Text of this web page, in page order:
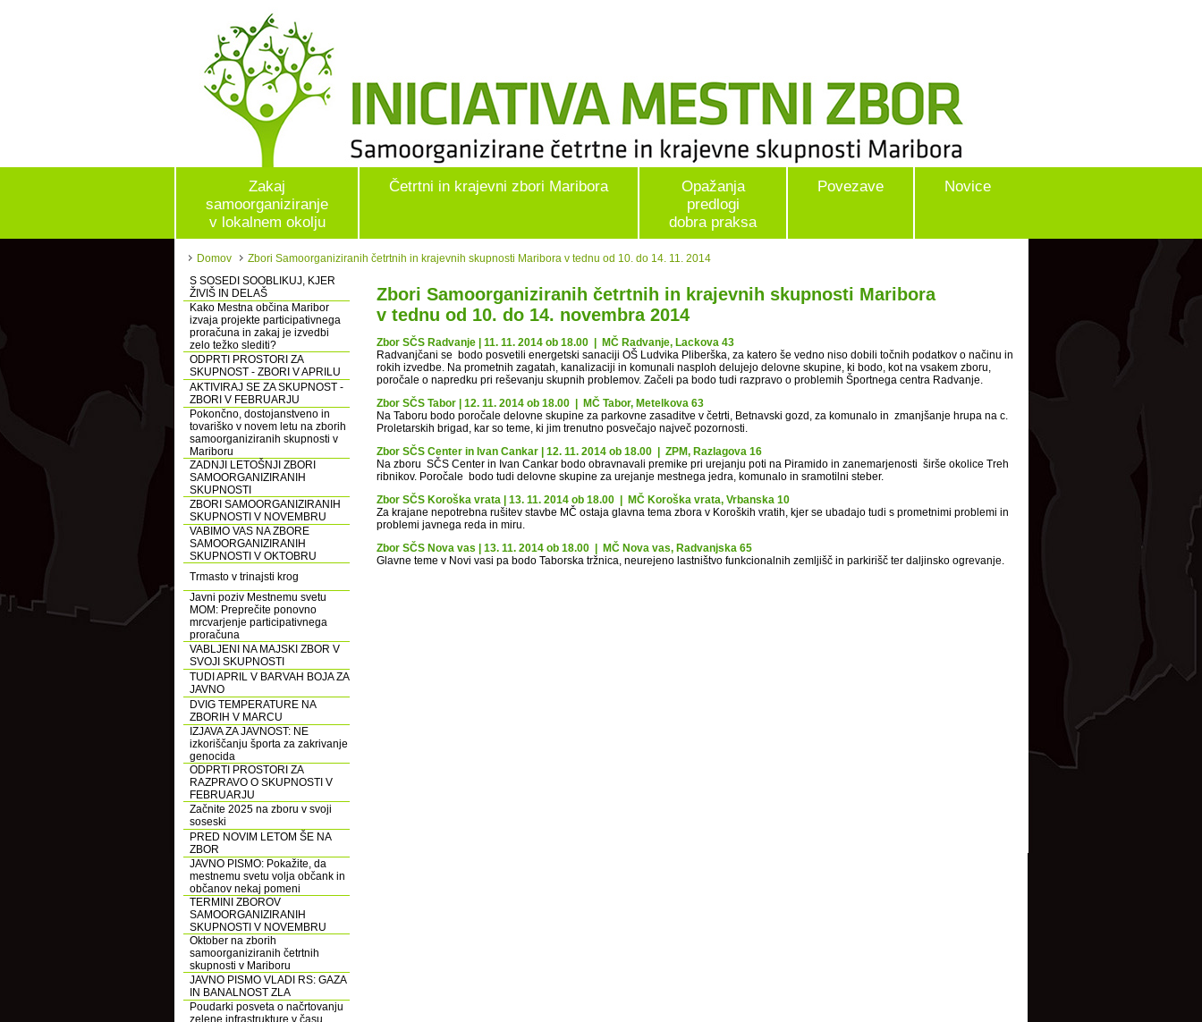
Zakaj
samoorganiziranje
v lokalnem okolju
Četrtni in krajevni zbori Maribora
Opažanja
predlogi
dobra praksa
Povezave Novice
Domov
Zbori Samoorganiziranih četrtnih in krajevnih skupnosti Maribora v tednu od 10. do 14. 11. 2014
S SOSEDI SOOBLIKUJ, KJER
ŽIVIŠ IN DELAŠ
Kako Mestna občina Maribor
izvaja projekte participativnega
proračuna in zakaj je izvedbi
zelo težko slediti?
ODPRTI PROSTORI ZA
SKUPNOST - ZBORI V APRILU
AKTIVIRAJ SE ZA SKUPNOST -
ZBORI V FEBRUARJU
Pokončno, dostojanstveno in
tovariško v novem letu na zborih
samoorganiziranih skupnosti v
Mariboru
ZADNJI LETOŠNJI ZBORI
SAMOORGANIZIRANIH
SKUPNOSTI
ZBORI SAMOORGANIZIRANIH
SKUPNOSTI V NOVEMBRU
VABIMO VAS NA ZBORE
SAMOORGANIZIRANIH
SKUPNOSTI V OKTOBRU
Trmasto v trinajsti krog
Javni poziv Mestnemu svetu
MOM: Preprečite ponovno
mrcvarjenje participativnega
proračuna
VABLJENI NA MAJSKI ZBOR V
SVOJI SKUPNOSTI
TUDI APRIL V BARVAH BOJA ZA
JAVNO
DVIG TEMPERATURE NA
ZBORIH V MARCU
IZJAVA ZA JAVNOST: NE
izkoriščanju športa za zakrivanje
genocida
ODPRTI PROSTORI ZA
RAZPRAVO O SKUPNOSTI V
FEBRUARJU
Začnite 2025 na zboru v svoji
soseski
PRED NOVIM LETOM ŠE NA
ZBOR
JAVNO PISMO: Pokažite, da
mestnemu svetu volja občank in
občanov nekaj pomeni
TERMINI ZBOROV
SAMOORGANIZIRANIH
SKUPNOSTI V NOVEMBRU
Oktober na zborih
samoorganiziranih četrtnih
skupnosti v Mariboru
JAVNO PISMO VLADI RS: GAZA
IN BANALNOST ZLA
Poudarki posveta o načrtovanju
zelene infrastrukture v času
Zbori Samoorganiziranih četrtnih in krajevnih skupnosti Maribora
v tednu od 10. do 14. novembra 2014
Zbor SČS Radvanje | 11. 11. 2014 ob 18.00 | MČ Radvanje, Lackova 43
Radvanjčani se bodo posvetili energetski sanaciji OŠ Ludvika Pliberška, za katero še vedno niso dobili točnih podatkov o načinu in
rokih izvedbe. Na prometnih zagatah, kanalizaciji in komunali nasploh delujejo delovne skupine, ki bodo, kot na vsakem zboru,
poročale o napredku pri reševanju skupnih problemov. Začeli pa bodo tudi razpravo o problemih Športnega centra Radvanje.
Zbor SČS Tabor | 12. 11. 2014 ob 18.00 | MČ Tabor, Metelkova 63
Na Taboru bodo poročale delovne skupine za parkovne zasaditve v četrti, Betnavski gozd, za komunalo in zmanjšanje hrupa na c.
Proletarskih brigad, kar so teme, ki jim trenutno posvečajo največ pozornosti.
Zbor SČS Center in Ivan Cankar | 12. 11. 2014 ob 18.00 | ZPM, Razlagova 16
Na zboru SČS Center in Ivan Cankar bodo obravnavali premike pri urejanju poti na Piramido in zanemarjenosti širše okolice Treh
ribnikov. Poročale bodo tudi delovne skupine za urejanje mestnega jedra, komunalo in sramotilni steber.
Zbor SČS Koroška vrata | 13. 11. 2014 ob 18.00 | MČ Koroška vrata, Vrbanska 10
Za krajane nepotrebna rušitev stavbe MČ ostaja glavna tema zbora v Koroških vratih, kjer se ubadajo tudi s prometnimi problemi in
problemi javnega reda in miru.
Zbor SČS Nova vas | 13. 11. 2014 ob 18.00 | MČ Nova vas, Radvanjska 65
Glavne teme v Novi vasi pa bodo Taborska tržnica, neurejeno lastništvo funkcionalnih zemljišč in parkirišč ter daljinsko ogrevanje.